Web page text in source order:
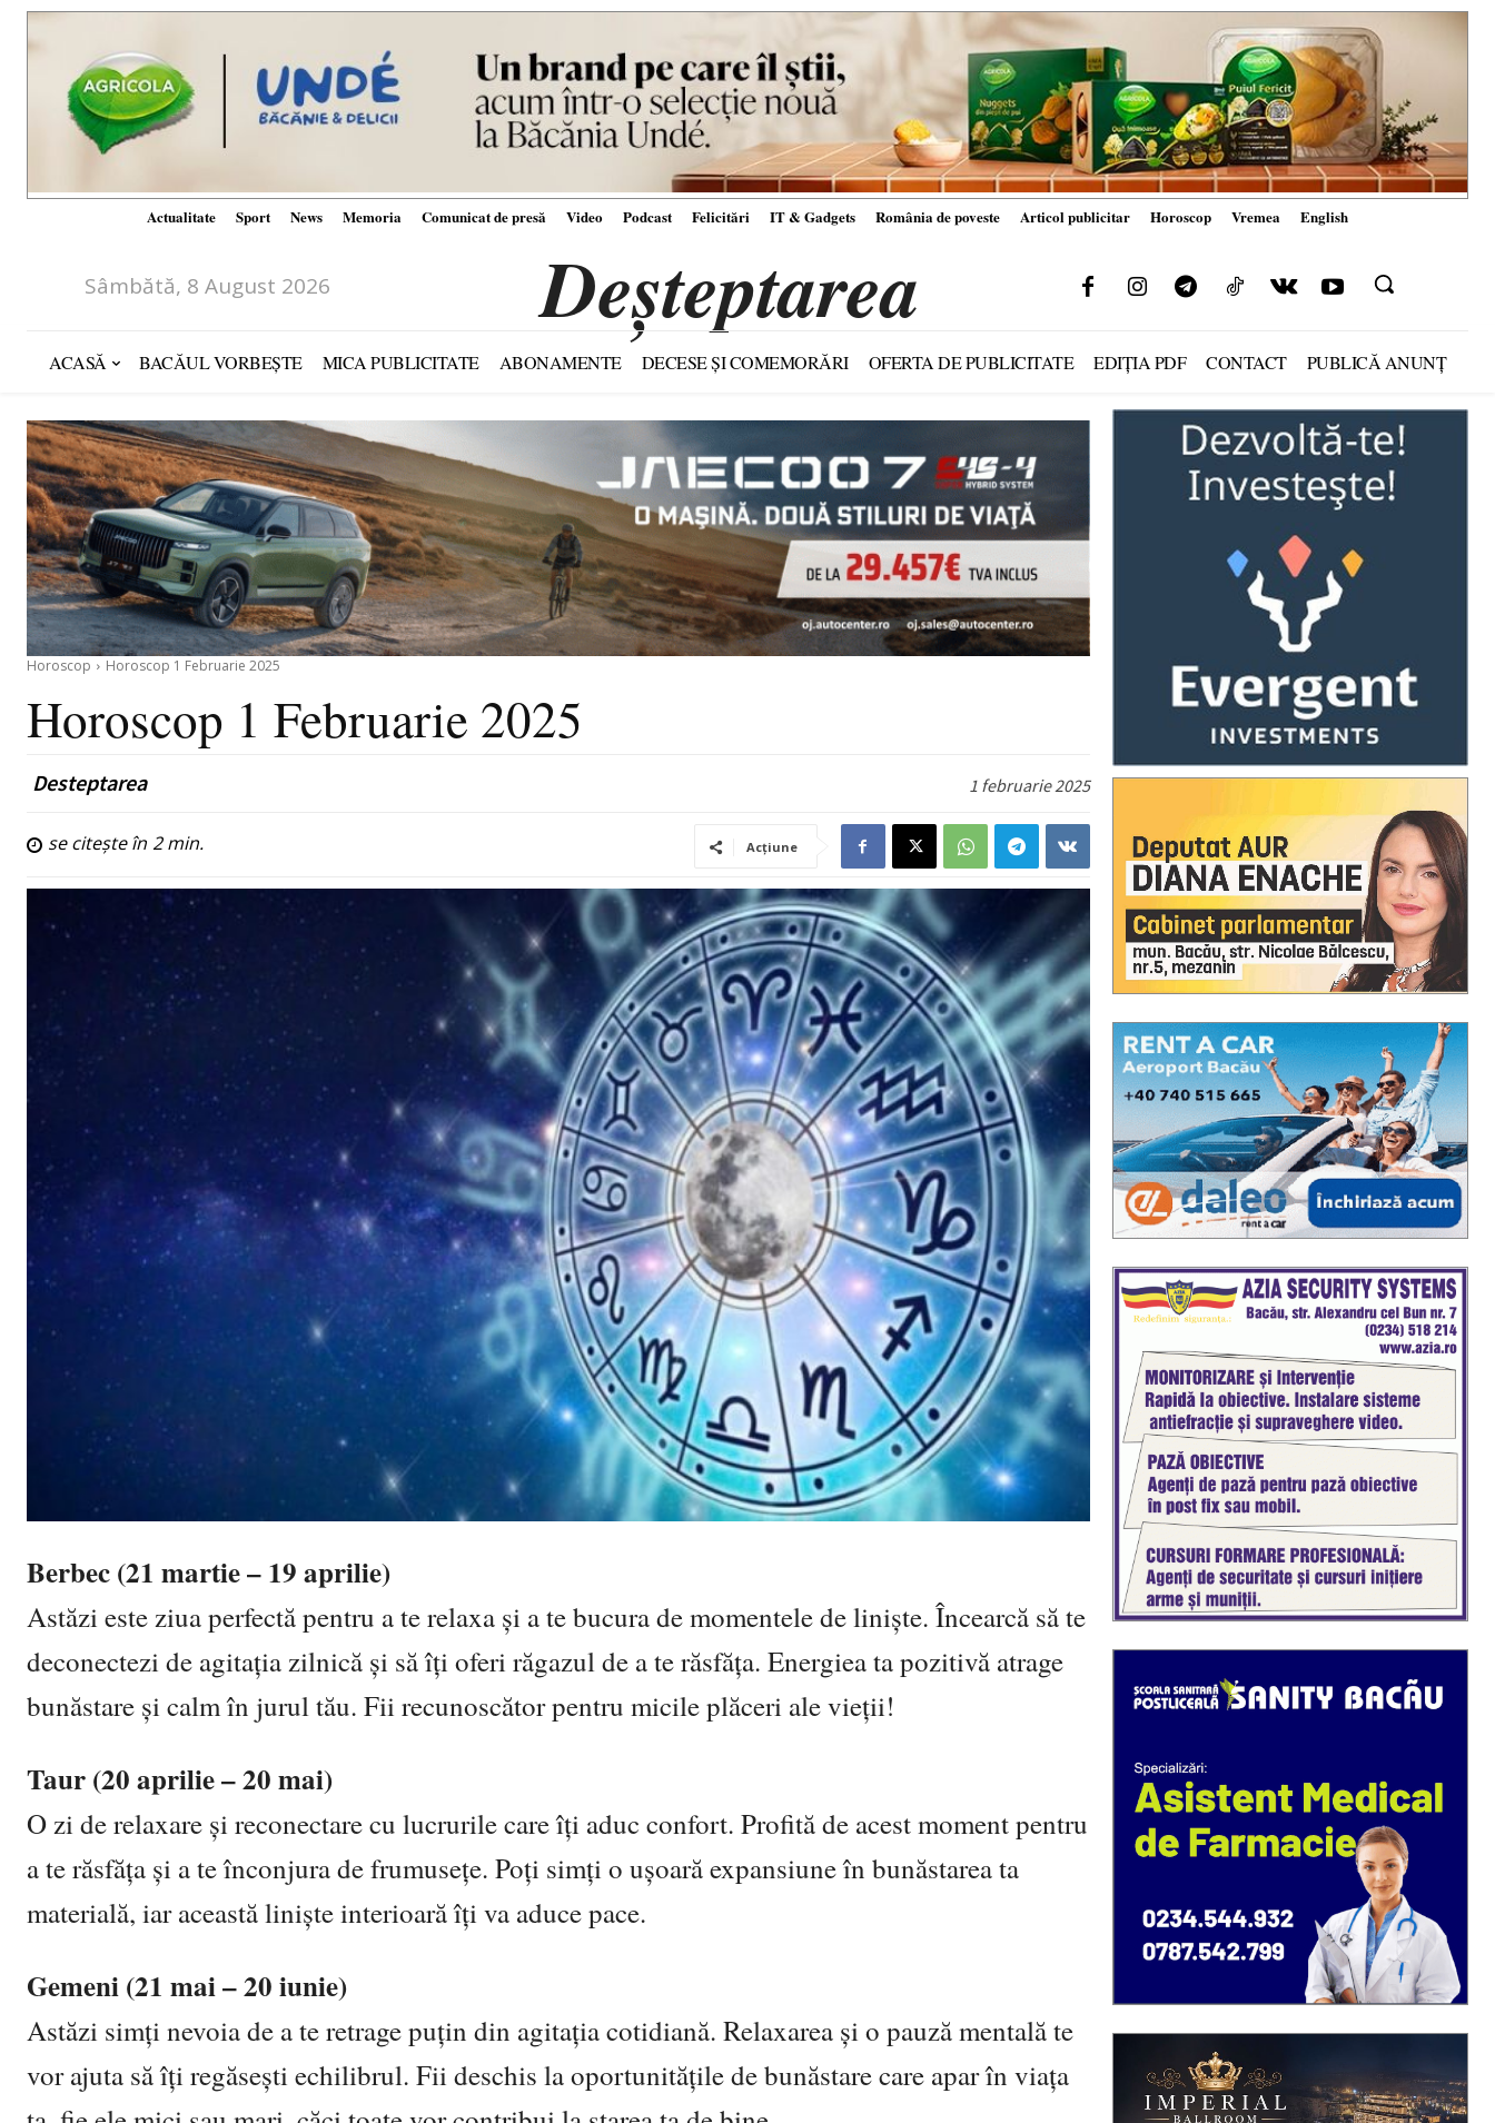
Actualitate Sport News Memoria Comunicat de presă Video Podcast Felicitări IT & Gadgets România de poveste Articol publicitar Horoscop Vremea English
Sâmbătă, 8 August 2026 Deșteptarea
ACASĂ BACĂUL VORBEȘTE MICA PUBLICITATE ABONAMENTE DECESE ȘI COMEMORĂRI OFERTA DE PUBLICITATE EDIȚIA PDF CONTACT PUBLICĂ ANUNȚ
Horoscop Horoscop 1 Februarie 2025
Horoscop 1 Februarie 2025
Desteptarea 1 februarie 2025
se citește în 2min. Acțiune
Berbec (21 martie – 19 aprilie)
Astăzi este ziua perfectă pentru a te relaxa și a te bucura de momentele de liniște. Încearcă să te
deconectezi de agitația zilnică și să îți oferi răgazul de a te răsfăța. Energiea ta pozitivă atrage
bunăstare și calm în jurul tău. Fii recunoscător pentru micile plăceri ale vieții!
Taur (20 aprilie – 20 mai)
O zi de relaxare și reconectare cu lucrurile care îți aduc confort. Profită de acest moment pentru
a te răsfăța și a te înconjura de frumusețe. Poți simți o ușoară expansiune în bunăstarea ta
materială, iar această liniște interioară îți va aduce pace.
Gemeni (21 mai – 20 iunie)
Astăzi simți nevoia de a te retrage puțin din agitația cotidiană. Relaxarea și o pauză mentală te
vor ajuta să îți regăsești echilibrul. Fii deschis la oportunitățile de bunăstare care apar în viața